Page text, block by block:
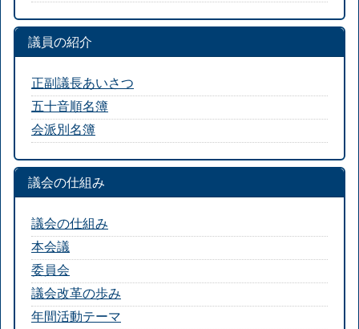
議員の紹介
正副議長あいさつ
五十音順名簿
会派別名簿
議会の仕組み
議会の仕組み
本会議
委員会
議会改革の歩み
年間活動テーマ